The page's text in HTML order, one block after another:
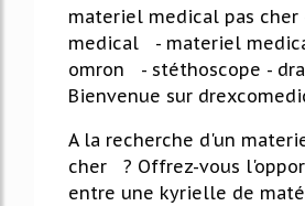
materiel medical pas
medical - materiel
omron - stéthoscope -
Bienvenue sur
A la recherche d'un
cher ? Offrez-vous
entre une kyrielle de